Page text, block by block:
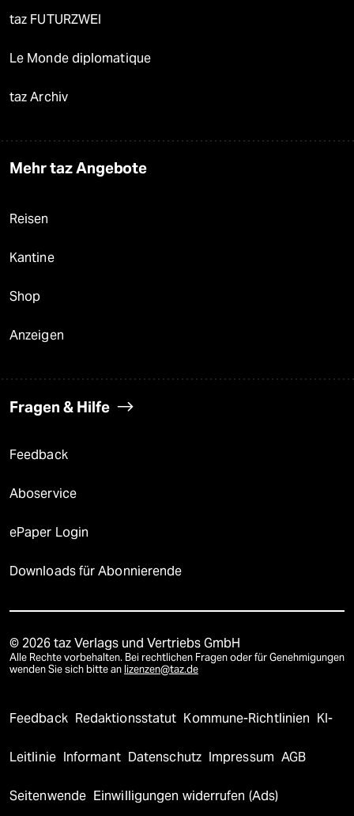
taz FUTURZWEI
Le Monde diplomatique
taz Archiv
Mehr taz Angebote
Reisen
Kantine
Shop
Anzeigen
Fragen & Hilfe
Feedback
Aboservice
ePaper Login
Downloads für Abonnierende
© 2026 taz Verlags und Vertriebs GmbH
Alle Rechte vorbehalten. Bei rechtlichen Fragen oder für Genehmigungen
wenden Sie sich bitte an lizenzen@taz.de
Feedback Redaktionsstatut Kommune-Richtlinien KI-
Leitlinie Informant Datenschutz Impressum AGB
Seitenwende Einwilligungen widerrufen (Ads)